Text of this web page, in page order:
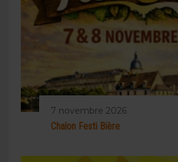
7 novembre 2026
Chalon Festi Bière